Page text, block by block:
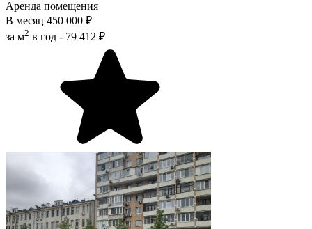
Аренда помещения
В месяц 450 000 ₽
за м2 в год - 79 412 ₽